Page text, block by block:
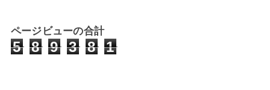
ページビューの合計
5 8 9 3 8 1